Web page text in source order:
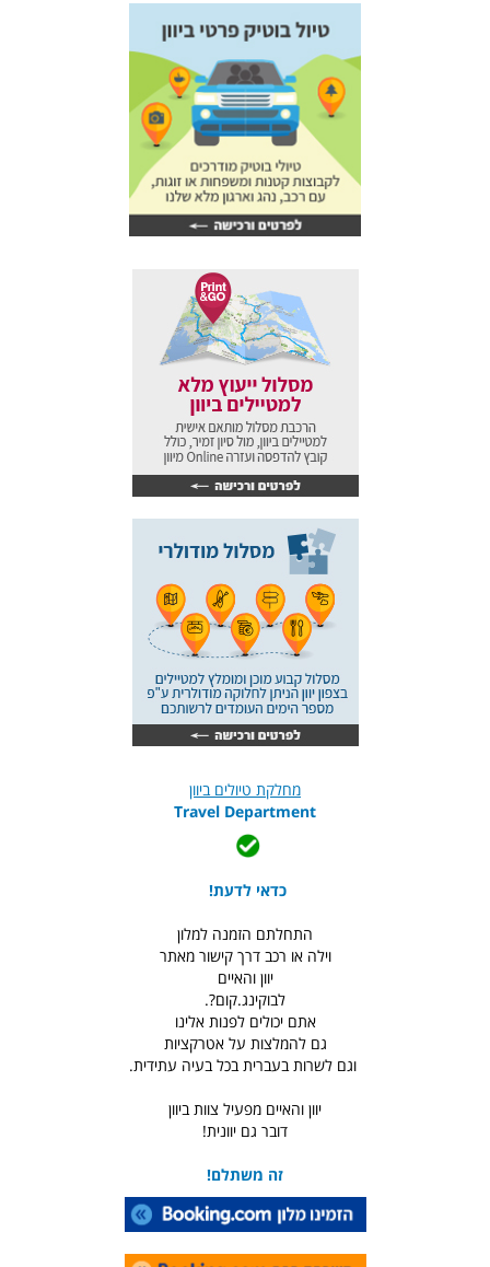
מחלקת טיולים ביוון
Travel Department
כדאי לדעת!
התחלתם הזמנה למלון
וילה או רכב דרך קישור מאתר
יוון והאיים
לבוקינג.קום?.
אתם יכולים לפנות אלינו
גם להמלצות על אטרקציות
וגם לשרות בעברית בכל בעיה עתידית.
יוון והאיים מפעיל צוות ביוון
דובר גם יוונית!
זה משתלם!